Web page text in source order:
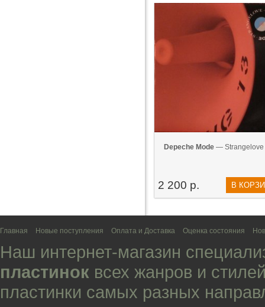
Depeche Mode— Strangelove
2 200 р. В
Главная Новые поступления Оплата и Доставка Оценка состояния
Наш интернет-магазин
пластинок всех жанров и
пластинки самых разных